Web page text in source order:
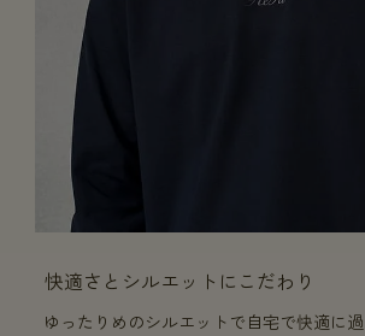
快適さとシルエットにこだわり
ゆったりめのシルエットで自宅で快適に